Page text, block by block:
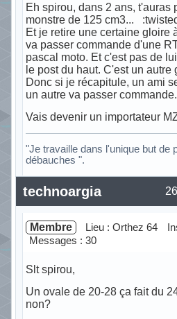
Eh spirou, dans 2 ans, t'auras
monstre de 125 cm3...
Et je retire une certaine gloire
va passer commande d'une
pascal moto. Et c'est pas de
le post du haut. C'est un autre
Donc si je récapitule, un ami
un autre va passer commande.
Vais devenir un importateur
"Je travaille dans l'unique but de
débauches ".
Hors ligne
technoargia
Membre Lieu : Orthez 64
Messages : 30
Slt spirou,
Un ovale de 20-28 ça fait du
non?